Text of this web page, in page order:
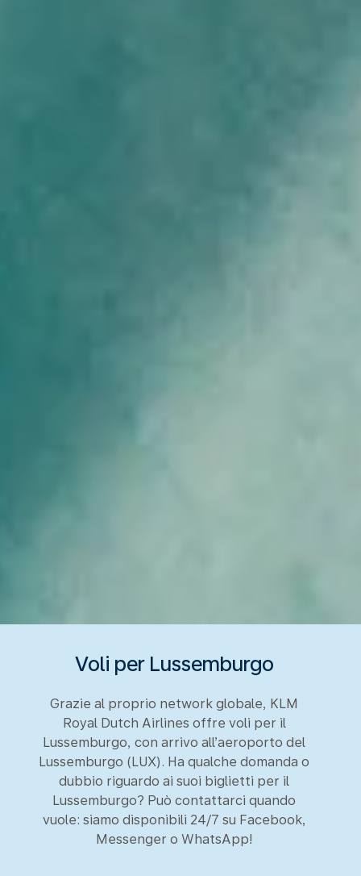
Voli per Lussemburgo
Grazie al proprio network globale, KLM
Royal Dutch Airlines offre voli per il
Lussemburgo, con arrivo all’aeroporto del
Lussemburgo (LUX). Ha qualche domanda o
dubbio riguardo ai suoi biglietti per il
Lussemburgo? Può contattarci quando
vuole: siamo disponibili 24/7 su Facebook,
Messenger o WhatsApp!